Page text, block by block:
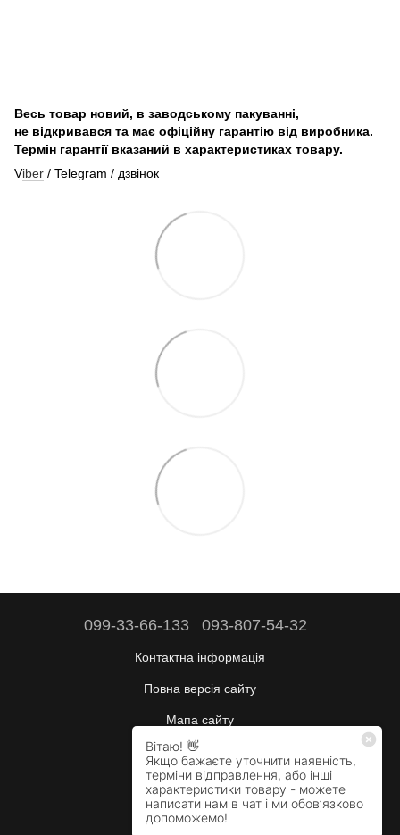
Весь товар новий, в заводському пакуванні,
не відкривався та має офіційну гарантію від виробника.
Термін гарантії вказаний в характеристиках товару.
Viber / Telegram / дзвінок
099-33-66-133 093-807-54-32
Контактна інформація
Повна версія сайту
Мапа сайту
Будні: 10:00–17:00
Сб:вихідний
Нд:вихідний